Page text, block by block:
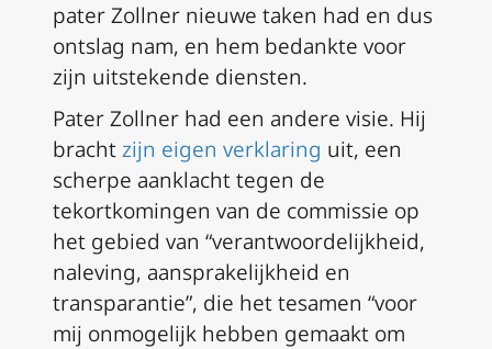
pater Zollner nieuwe taken had en dus
ontslag nam, en hem bedankte voor
zijn uitstekende diensten.
Pater Zollner had een andere visie. Hij
brachtzijn eigen verklaring uit, een
scherpe aanklacht tegen de
tekortkomingen van de commissie op
het gebied van “verantwoordelijkheid,
naleving, aansprakelijkheid en
transparantie”, die het tesamen “voor
mij onmogelijk hebben gemaakt om